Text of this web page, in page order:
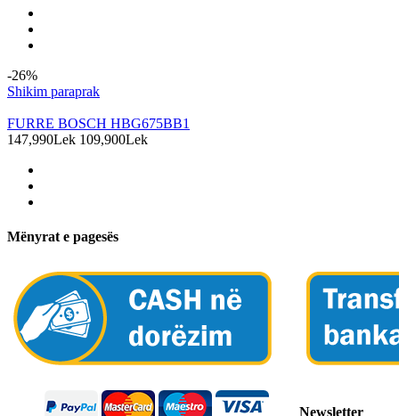
-26%
Shikim paraprak
FURRE BOSCH HBG675BB1
147,990Lek 109,900Lek
Mënyrat e pagesës
Newsletter